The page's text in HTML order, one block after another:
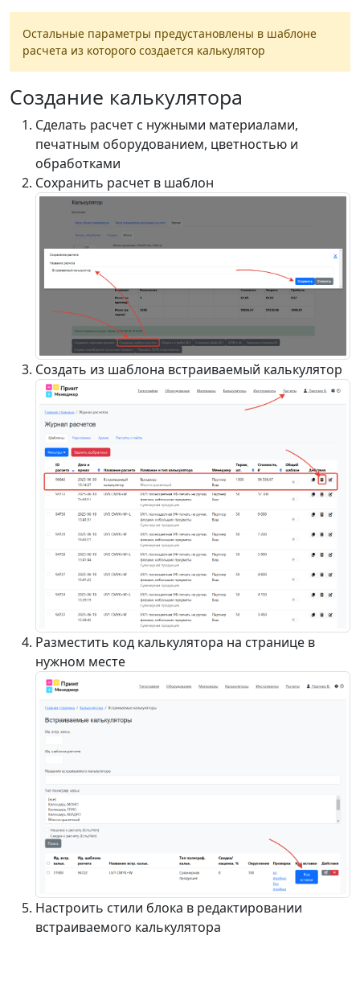
Остальные параметры предустановлены в шаблоне
расчета из которого создается калькулятор
Создание калькулятора
Сделать расчет с нужными материалами,
печатным оборудованием, цветностью и
обработками
Сохранить расчет в шаблон
Создать из шаблона встраиваемый калькулятор
Разместить код калькулятора на странице в
нужном месте
Настроить стили блока в редактировании
встраиваемого калькулятора